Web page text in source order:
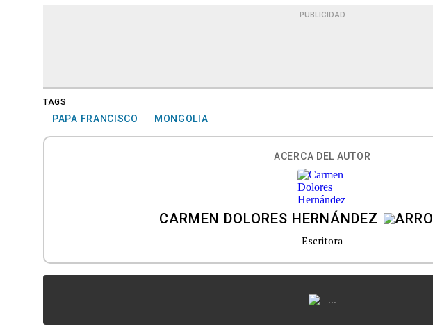
PUBLICIDAD
TAGS
PAPA FRANCISCO MONGOLIA
ACERCA DEL AUTOR
CARMEN DOLORES HERNÁNDEZ
Escritora
...